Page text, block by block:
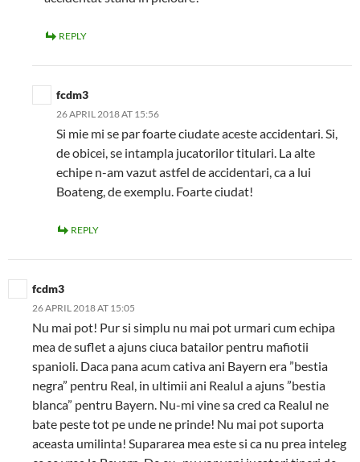
REPLY
fcdm3
26 APRIL 2018 AT 15:56
Si mie mi se par foarte ciudate aceste accidentari. Si,
de obicei, se intampla jucatorilor titulari. La alte
echipe n-am vazut astfel de accidentari, ca a lui
Boateng, de exemplu. Foarte ciudat!
REPLY
fcdm3
26 APRIL 2018 AT 15:05
Nu mai pot! Pur si simplu nu mai pot urmari cum echipa
mea de suflet a ajuns ciuca batailor pentru mafiotii
spanioli. Daca pana acum cativa ani Bayern era ”bestia
negra” pentru Real, in ultimii ani Realul a ajuns ”bestia
blanca” pentru Bayern. Nu-mi vine sa cred ca Realul ne
bate peste tot pe unde ne prinde! Nu mai pot suporta
aceasta umilinta! Supararea mea este si ca nu prea inteleg